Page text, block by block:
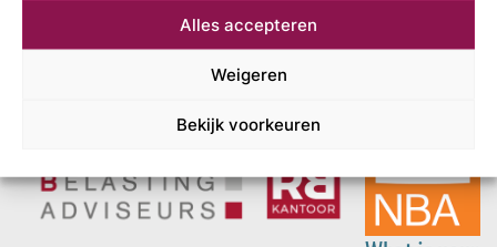
Alles accepteren
Weigeren
Bekijk voorkeuren